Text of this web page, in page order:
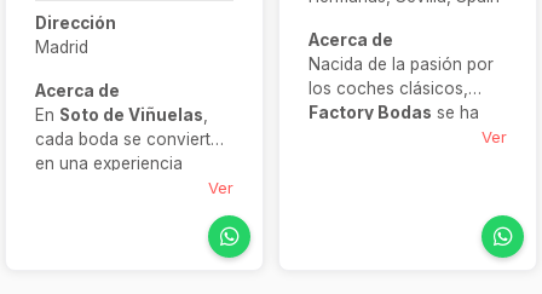
Dirección
Madrid
Acerca de
En Soto de Viñuelas
cada boda se convierte
en una experiencia
mágica gracias a sus tres
y el
Ver
Acerca de
Nacida de la pasión por
los coches clásicos,
Factory Bodas se ha
Ver